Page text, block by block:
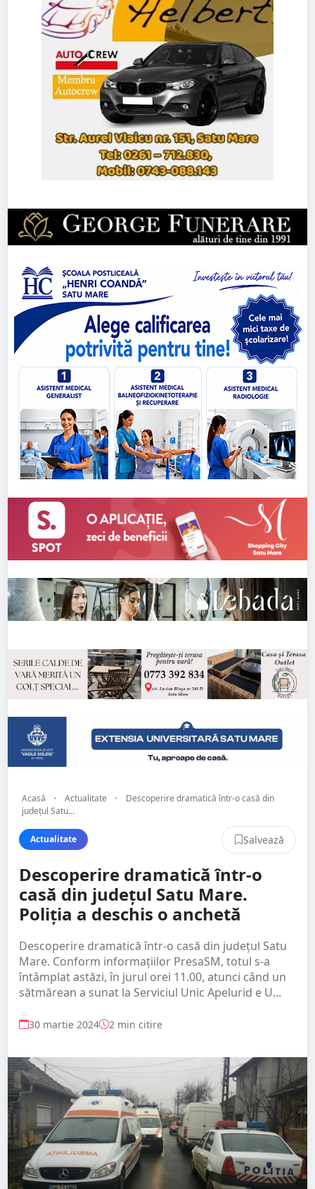
Acasă • Actualitate •
Descoperire dramatică într-o casă din
județul Satu...
Actualitate Salvează
Descoperire dramatică într-o
casă din județul Satu Mare.
Poliția a deschis o anchetă
Descoperire dramatică într-o casă din județul Satu
Mare. Conform informațiilor PresaSM, totul s-a
întâmplat astăzi, în jurul orei 11.00, atunci când un
sătmărean a sunat la Serviciul Unic Apelurid e U...
30 martie 2024 2 min citire